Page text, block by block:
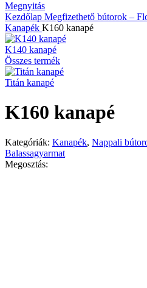
Megnyitás
Kezdőlap Megfizethető bútorok –
Kanapék K160 kanapé
K140 kanapé
Összes termék
Titán kanapé
K160 kanapé
Kategóriák: Kanapék, Nappali
Balassagyarmat
Megosztás: